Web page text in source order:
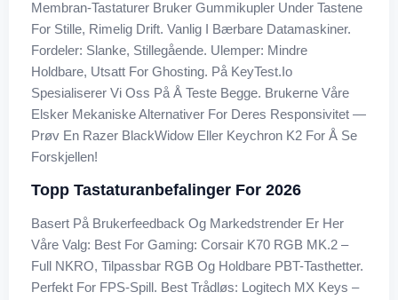
Membran-Tastaturer Bruker Gummikupler Under Tastene
For Stille, Rimelig Drift. Vanlig I Bærbare Datamaskiner.
Fordeler: Slanke, Stillegående. Ulemper: Mindre
Holdbare, Utsatt For Ghosting. På KeyTest.io
Spesialiserer Vi Oss På Å Teste Begge. Brukerne Våre
Elsker Mekaniske Alternativer For Deres Responsivitet —
Prøv En Razer BlackWidow Eller Keychron K2 For Å Se
Forskjellen!
Topp Tastaturanbefalinger For 2026
Basert På Brukerfeedback Og Markedstrender Er Her
Våre Valg: Best For Gaming: Corsair K70 RGB MK.2 –
Full NKRO, Tilpassbar RGB Og Holdbare PBT-Tasthetter.
Perfekt For FPS-Spill. Best Trådløs: Logitech MX Keys –